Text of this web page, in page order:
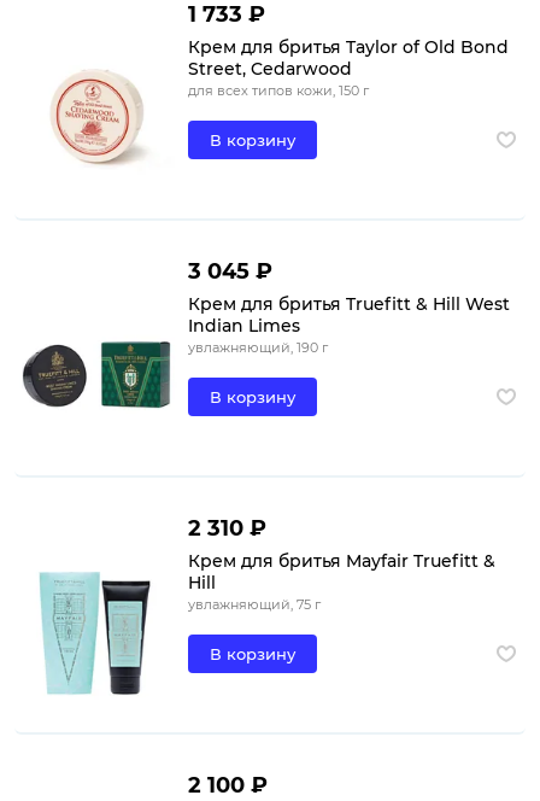
1 733 ₽
Крем для бритья Taylor of Old Bond
Street, Cedarwood
для всех типов кожи, 150 г
В корзину
3 045 ₽
Крем для бритья Truefitt & Hill West
Indian Limes
увлажняющий, 190 г
В корзину
2 310 ₽
Крем для бритья Mayfair Truefitt &
Hill
увлажняющий, 75 г
В корзину
2 100 ₽